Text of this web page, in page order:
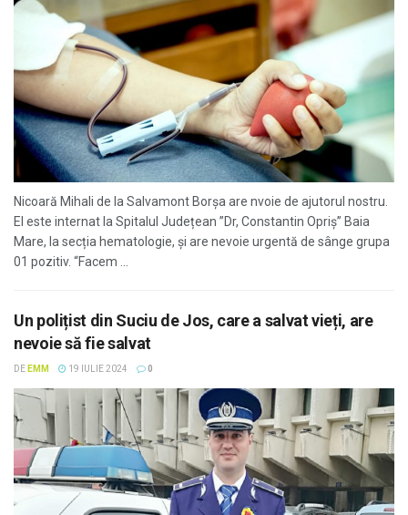
Nicoară Mihali de la Salvamont Borșa are nvoie de ajutorul nostru.
El este internat la Spitalul Județean ”Dr, Constantin Opriș” Baia
Mare, la secția hematologie, și are nevoie urgentă de sânge grupa
01 pozitiv. “Facem ...
Un polițist din Suciu de Jos, care a salvat vieți, are
nevoie să fie salvat
DE EMM 19 IULIE 2024 0